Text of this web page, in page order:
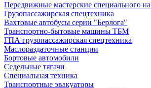
Передвижные мастерские специального
Грузопассажирская спецтехника
Вахтовые автобусы серии "Берлога"
Транспортно-бытовые машины ТБМ
ГПА грузопассажирская спецтехника
Маслораздаточные станции
Бортовые автомобили
Седельные тягачи
Специальная техника
Транспортные эвакуаторы